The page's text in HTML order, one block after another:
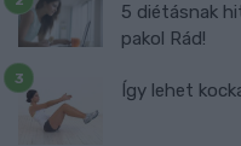
5 diétásnak
pakol Rád!
Így lehet